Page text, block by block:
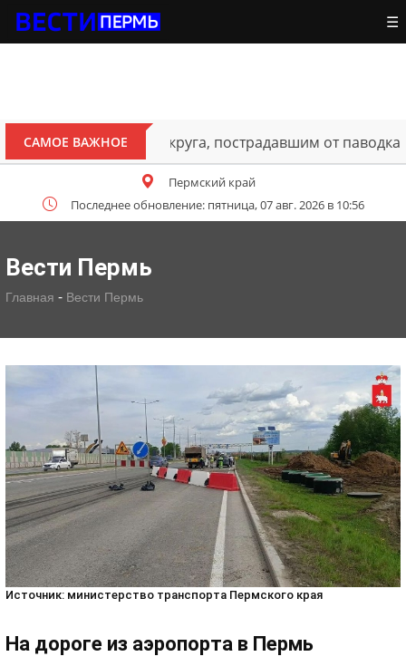
☰
САМОЕ ВАЖНОЕ
Октябрьского округа, пострадавшим от паводка
Пермский край
Последнее обновление: пятница, 07 авг. 2026 в 10:56
Вести Пермь
Главная - Вести Пермь
Источник: министерство транспорта Пермского края
На дороге из аэропорта в Пермь